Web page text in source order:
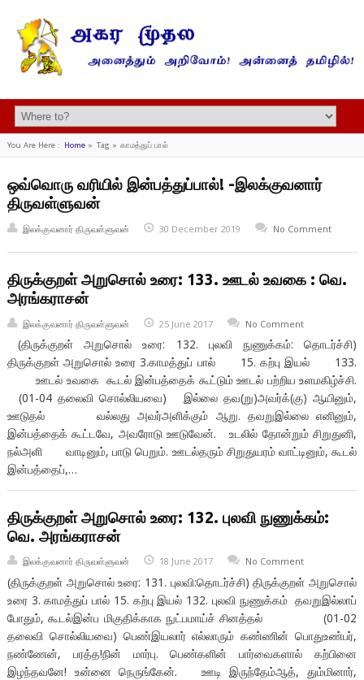
You Are Here : Home» Tag » காமத்துப் பால்
ஒவ்வொரு வரியில் இன்பத்துப்பால்! -இலக்குவனார்
திருவள்ளுவன்
இலக்குவனார் திருவள்ளுவன் 30 December 2019 No Comment
திருக்குறள் அறுசொல் உரை: 133. ஊடல் உவகை : வெ.
அரங்கராசன்
இலக்குவனார் திருவள்ளுவன் 25 June 2017 No Comment
(திருக்குறள் அறுசொல் உரை: 132. புலவி நுணுக்கம்: தொடர்ச்சி)
திருக்குறள் அறுசொல் உரை 3.காமத்துப் பால் 15. கற்பு இயல் 133.
ஊடல் உவகை கூடல் இன்பத்தைக் கூட்டும் ஊடல் பற்றிய உளமகிழ்ச்சி.
(01-04 தலைவி சொல்லியவை) இல்லை தவ(று)அவர்க்(கு) ஆயினும்,
ஊடுதல் வல்லது அவர்அளிக்கும் ஆறு. தவறுஇல்லை எனினும்,
இன்பத்தைக் கூட்டவே, அவரோடு ஊடுவேன். உடலில் தோன்றும் சிறுதுனி,
நல்அளி வாடினும், பாடு பெறும். ஊடல்தரும் சிறுதுயரம் வாட்டினும், கூடல்
இன்பத்தைப்,…
திருக்குறள் அறுசொல் உரை: 132. புலவி நுணுக்கம்:
வெ. அரங்கராசன்
இலக்குவனார் திருவள்ளுவன் 18 June 2017 No Comment
(திருக்குறள் அறுசொல் உரை: 131. புலவி:தொடர்ச்சி) திருக்குறள் அறுசொல்
உரை 3. காமத்துப் பால் 15. கற்பு இயல் 132. புலவி நுணுக்கம் தவறுஇல்லாப்
போதும், கூடல்இன்ப மிகுதிக்காக நுட்பமாய்ச் சினத்தல் (01-02
தலைவி சொல்லியவை) பெண்இயலார் எல்லாரும் கண்ணின் பொதுஉண்பர்,
நண்ணேன், பரத்த!நின் மார்பு. பெண்களின் பார்வைகளால் கற்பினை
இழந்தவனே! உன்னை நெருங்கேன். ஊடி இருந்தேம்ஆத், தும்மினார்,